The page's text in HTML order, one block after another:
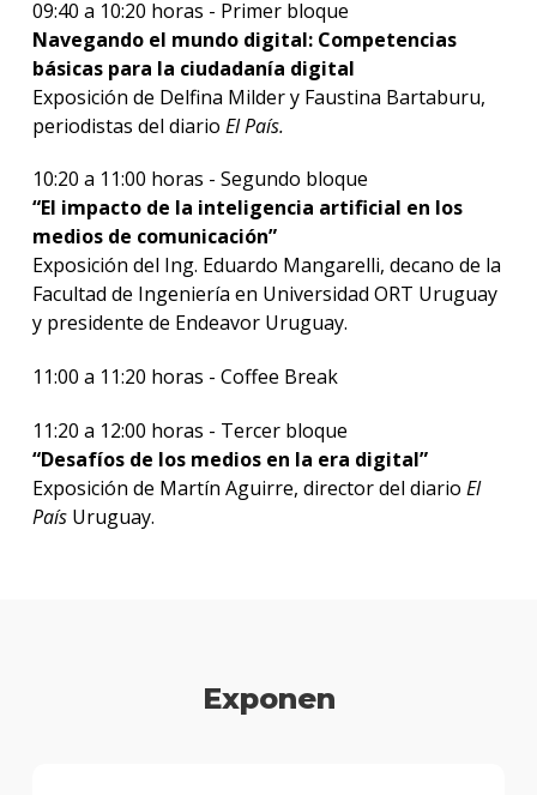
09:40 a 10:20 horas - Primer bloque
Navegando el mundo digital: Competencias
básicas para la ciudadanía digital
Exposición de Delfina Milder y Faustina Bartaburu,
periodistas del diario El País.
10:20 a 11:00 horas - Segundo bloque
“El impacto de la inteligencia artificial en los
medios de comunicación”
Exposición del Ing. Eduardo Mangarelli, decano de la
Facultad de Ingeniería en Universidad ORT Uruguay
y presidente de Endeavor Uruguay.
11:00 a 11:20 horas - Coffee Break
11:20 a 12:00 horas - Tercer bloque
“Desafíos de los medios en la era digital”
Exposición de Martín Aguirre, director del diario El
PaísUruguay.
Exponen